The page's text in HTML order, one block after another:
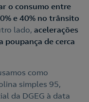
o consumo entre
e 40% no trânsito
lado, acelerações
poupança de cerca
como
simples 95,
da DGEG à data